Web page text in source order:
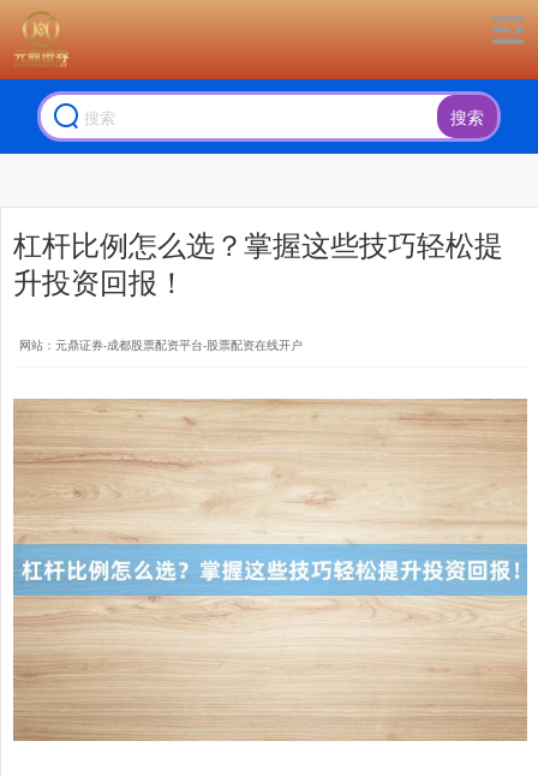
搜索
杠杆比例怎么选？掌握这些技巧轻松提
升投资回报！
网站：元鼎证券-成都股票配资平台-股票配资在线开户